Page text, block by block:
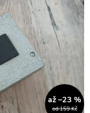
od 159 Kč
až –23 %